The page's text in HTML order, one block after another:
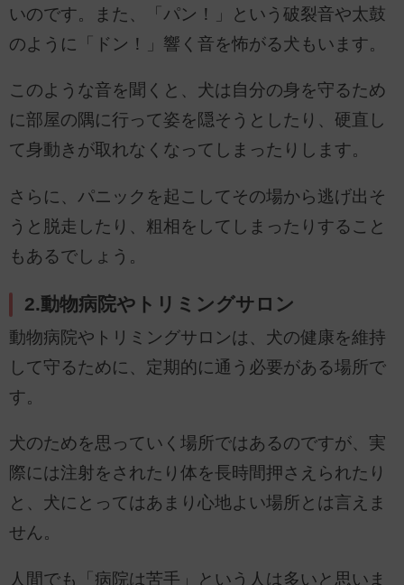
いのです。また、「パン！」という破裂音や太鼓
のように「ドン！」響く音を怖がる犬もいます。
このような音を聞くと、犬は自分の身を守るため
に部屋の隅に行って姿を隠そうとしたり、硬直し
て身動きが取れなくなってしまったりします。
さらに、パニックを起こしてその場から逃げ出そ
うと脱走したり、粗相をしてしまったりすること
もあるでしょう。
2.動物病院やトリミングサロン
動物病院やトリミングサロンは、犬の健康を維持
して守るために、定期的に通う必要がある場所で
す。
犬のためを思っていく場所ではあるのですが、実
際には注射をされたり体を長時間押さえられたり
と、犬にとってはあまり心地よい場所とは言えま
せん。
人間でも「病院は苦手」という人は多いと思いま